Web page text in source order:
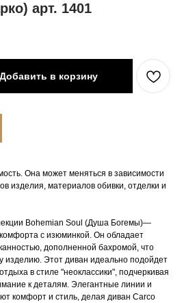
арт. 1401
Добавить в корзину
Она может меняться в зависимости
изделия, материалов обивки, отделки и
Bohemian Soul (Душа Богемы)—
с изюминкой. Он обладает
дополненной бахромой, что
изделию. Этот диван идеально подойдет
в стиле "неоклассики", подчеркивая
к деталям. Элегантные линии и
комфорт и стиль, делая диван Carco